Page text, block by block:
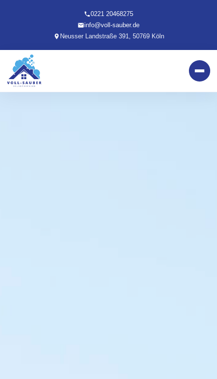
0221 20468275
info@voll-sauber.de
Neusser Landstraße 391, 50769 Köln